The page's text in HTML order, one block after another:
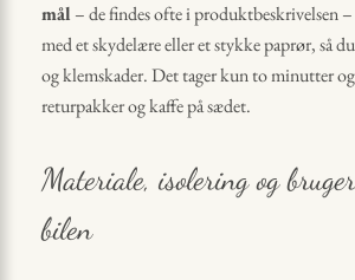
mål – de findes ofte i produkt­beskrivelsen
med et skydelære eller et stykke paprør, så
og klemskader. Det tager kun to minutter
returpakker og kaffe på sædet.
Materiale, isolering og
bilen